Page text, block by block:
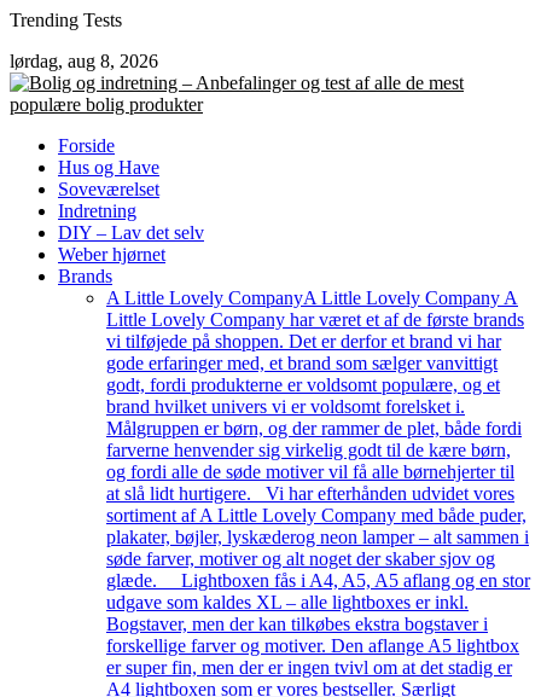
Skip
content
Trending Tests
lørdag, aug 8, 2026
Forside
Hus og Have
Soveværelset
Indretning
DIY – Lav det selv
Weber hjørnet
Brands
A Little Lovely CompanyA Little Lovely Company A
Little Lovely Company har været et af de første brands
vi tilføjede på shoppen. Det er derfor et brand vi har
gode erfaringer med, et brand som sælger vanvittigt
godt, fordi produkterne er voldsomt populære, og et
brand hvilket univers vi er voldsomt forelsket i.
Målgruppen er børn, og der rammer de plet, både fordi
farverne henvender sig virkelig godt til de kære børn,
og fordi alle de søde motiver vil få alle børnehjerter til
at slå lidt hurtigere. Vi har efterhånden udvidet vores
sortiment af A Little Lovely Company med både puder,
plakater, bøjler, lyskæderog neon lamper – alt sammen i
søde farver, motiver og alt noget der skaber sjov og
glæde. Lightboxen fås i A4, A5, A5 aflang og en stor
udgave som kaldes XL – alle lightboxes er inkl.
Bogstaver, men der kan tilkøbes ekstra bogstaver i
forskellige farver og motiver. Den aflange A5 lightbox
er super fin, men der er ingen tvivl om at det stadig er
A4 lightboxen som er vores bestseller. Særligt